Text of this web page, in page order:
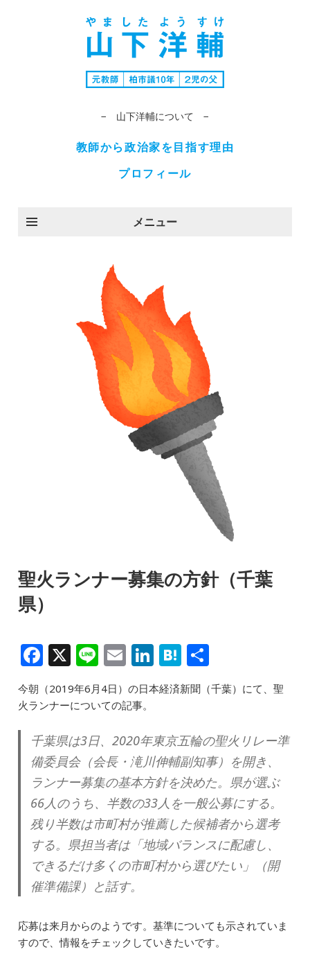
− 山下洋輔について −
教師から政治家を目指す理由
プロフィール
メニュー
聖火ランナー募集の方針（千葉
県）
F
a
c
b
o
o
k
X Li
n
e
E
m
ai
Li
n
k
dI
n
H
at
e
a
有
今朝（2019年6月4日）の日本経済新聞（千葉）にて、聖
火ランナーについての記事。
千葉県は3日、2020年東京五輪の聖火リレー準
備委員会（会長・滝川伸輔副知事）を開き、
ランナー募集の基本方針を決めた。県が選ぶ
66人のうち、半数の33人を一般公募にする。
残り半数は市町村が推薦した候補者から選考
する。県担当者は「地域バランスに配慮し、
できるだけ多くの市町村から選びたい」（開
催準備課）と話す。
応募は来月からのようです。基準についても示されていま
すので、情報をチェックしていきたいです。